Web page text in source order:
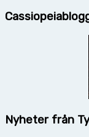
Nyheter från